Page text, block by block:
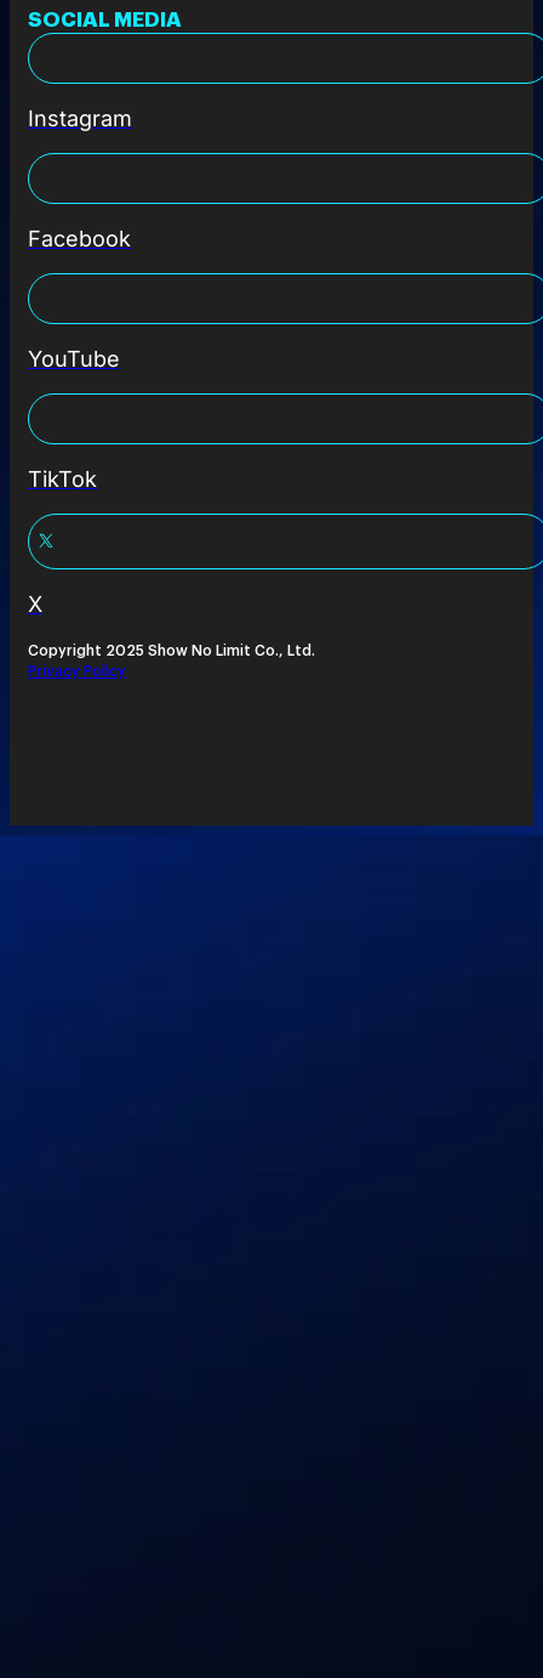
SOCIAL MEDIA
Instagram
Facebook
YouTube
TikTok
X
Copyright 2025 Show No Limit Co., Ltd.
Privacy Policy